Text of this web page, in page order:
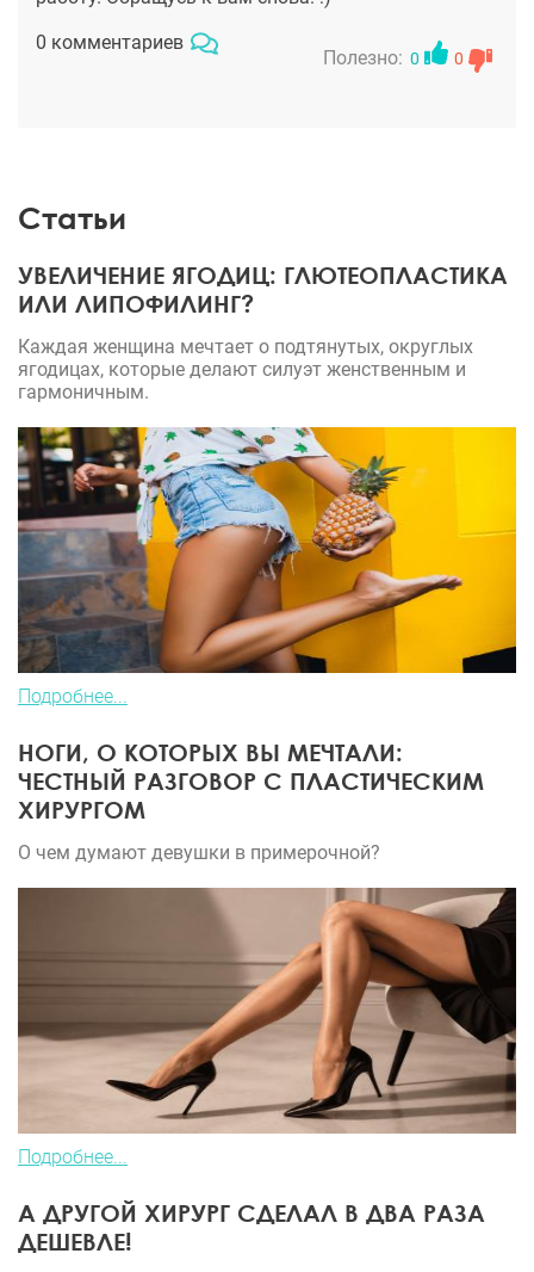
0 комментариев
Полезно: 0 0
Статьи
УВЕЛИЧЕНИЕ ЯГОДИЦ: ГЛЮТЕОПЛАСТИКА
ИЛИ ЛИПОФИЛИНГ?
Каждая женщина мечтает о подтянутых, округлых
ягодицах, которые делают силуэт женственным и
гармоничным.
Подробнее...
НОГИ, О КОТОРЫХ ВЫ МЕЧТАЛИ:
ЧЕСТНЫЙ РАЗГОВОР С ПЛАСТИЧЕСКИМ
ХИРУРГОМ
О чем думают девушки в примерочной?
Подробнее...
А ДРУГОЙ ХИРУРГ СДЕЛАЛ В ДВА РАЗА
ДЕШЕВЛЕ!